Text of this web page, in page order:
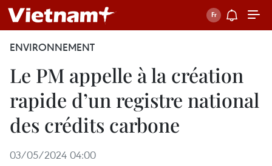
ENVIRONNEMENT
Le PM appelle à la création
rapide d’un registre national
des crédits carbone
03/05/2024 04:00